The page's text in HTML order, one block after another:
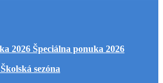
Špeciálna ponuka 2026
Školská sezóna